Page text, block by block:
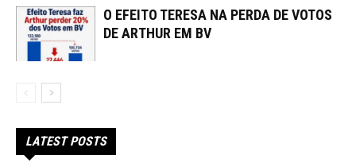
O EFEITO TERESA NA PERDA DE VOTOS
DE ARTHUR EM BV
LATEST POSTS